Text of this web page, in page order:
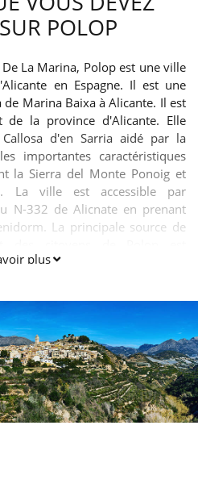
POLOP
La Marina, Polop est une ville
en Espagne. Il est une
Marina Baixa à Alicante. Il est
la province d'Alicante. Elle
d'en Sarria aidé par la
importantes caractéristiques
la Sierra del Monte Ponoig et
La ville est accessible par
N-332 de Alicnate en prenant
La principale source de
sont parmi les principales
partie de l'agriculture.
plus